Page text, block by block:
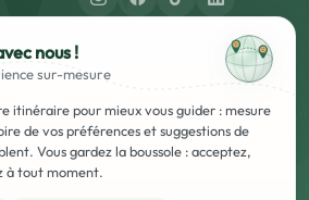
Paiement sécurisé
nous !
sur-mesure
itinéraire pour mieux vous guider : mesure
de vos préférences et suggestions de
Vous gardez la boussole : acceptez,
à tout moment.